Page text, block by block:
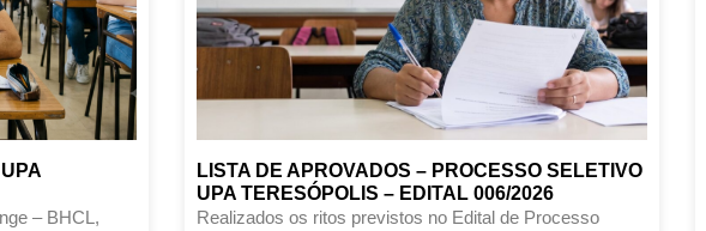
– BHCL,
LISTA DE APROVADOS – PROCESSO SELETIVO
UPA TERESÓPOLIS – EDITAL 006/2026
Realizados os ritos previstos no Edital de Processo